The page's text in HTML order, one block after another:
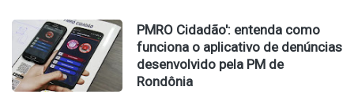
PMRO Cidadão': entenda como
funciona o aplicativo de denúncias
desenvolvido pela PM de
Rondônia